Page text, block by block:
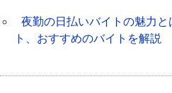
夜勤の日払いバイトの魅力
ト、おすすめのバイトを解説